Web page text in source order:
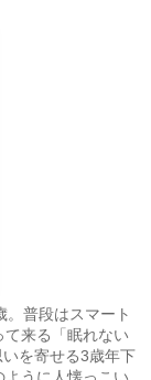
。普段はスマート
来る「眠れない
を寄せる3歳年下